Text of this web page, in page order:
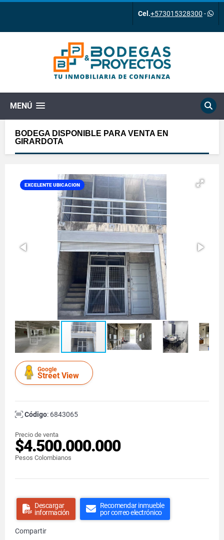
Cel.+573015328300 -
MENÚ
BODEGA DISPONIBLE PARA VENTA EN
GIRARDOTA
EXCELENTE UBICACION
Google
Street View
Código: 6843065
Precio de venta
$4.500.000.000
Pesos Colombianos
Descargar
información
Recomendar inmueble
por correo electrónico
Compartir